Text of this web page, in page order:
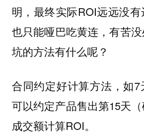
明，最终实际ROI远远没
也只能哑巴吃黄连，有苦
坑的方法有什么呢？
合同约定好计算方法，如
可以约定产品售出第15天
成交额计算ROI。